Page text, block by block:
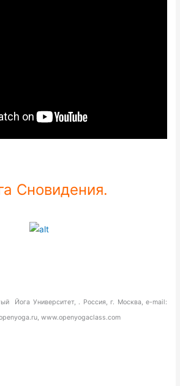
Сновидения.
Йога Университет, . Россия, г. Москва, e-mail:
www.openyogaclass.com